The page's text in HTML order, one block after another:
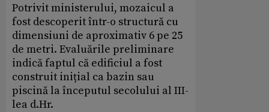
Potrivit ministerului, mozaicul a
fost descoperit într-o structură cu
dimensiuni de aproximativ 6 pe 25
de metri. Evaluările preliminare
indică faptul că edificiul a fost
construit inițial ca bazin sau
piscină la începutul secolului al III-
lea d.Hr.